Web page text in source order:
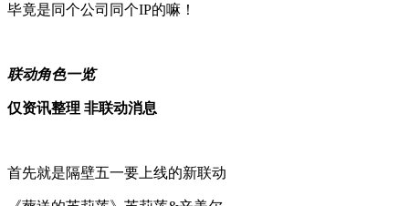
毕竟是同个公司同个IP的嘛！
联动角色一览
仅资讯整理 非联动消息
首先就是隔壁五一要上线的新联动